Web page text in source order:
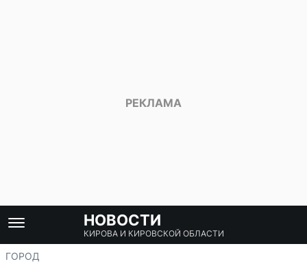
НОВОСТИ
КИРОВА И КИРОВСКОЙ ОБЛАСТИ
ГОРОД